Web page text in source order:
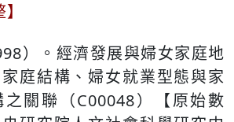
）。經濟發展與婦女家庭地
庭結構、婦女就業型態與家
關聯（C00048）【原始數